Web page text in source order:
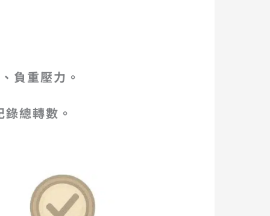
負重壓力。
總轉數。